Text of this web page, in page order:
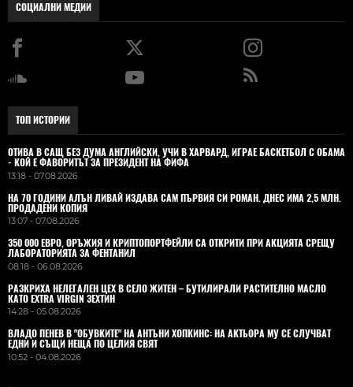
СОЦИАЛНИ МЕДИИ
ТОП ИСТОРИИ
ОТИВА В САЩ БЕЗ ДУМА АНГЛИЙСКИ, УЧИ В ХАРВАРД, ИГРАЕ БАСКЕТБОЛ С ОБАМА
- КОЙ Е ФАВОРИТЪТ ЗА ПРЕЗИДЕНТ НА ФИФА
13:18 - 07.08.2026
НА 70 ГОДИНИ АЛЪН ЛИВАЙ ИЗДАВА САМ ПЪРВИЯ СИ РОМАН. ДНЕС ИМА 2,5 МЛН.
ПРОДАДЕНИ КОПИЯ
13:07 - 07.08.2026
350 000 ЕВРО, ОРЪЖИЯ И КРИПТОПОРТФЕЙЛИ СА ОТКРИТИ ПРИ АКЦИЯТА СРЕЩУ
ЛАБОРАТОРИЯТА ЗА ФЕНТАНИЛ
08:18 - 06.08.2026
РАЗКРИХА НЕЛЕГАЛЕН ЦЕХ В СЕЛО ЖИТЕН – БУТИЛИРАЛИ РАСТИТЕЛНО МАСЛО
КАТО EXTRA VIRGIN ЗЕХТИН
14:28 - 05.08.2026
ВЛАДO ПЕНЕВ В "ОБУВКИТЕ" НА АНТЪНИ ХОПКИНС: НА АКТЬОРА МУ СЕ СЛУЧВАТ
ЕДНИ И СЪЩИ НЕЩА ПО ЦЕЛИЯ СВЯТ
10:52 - 04.08.2026